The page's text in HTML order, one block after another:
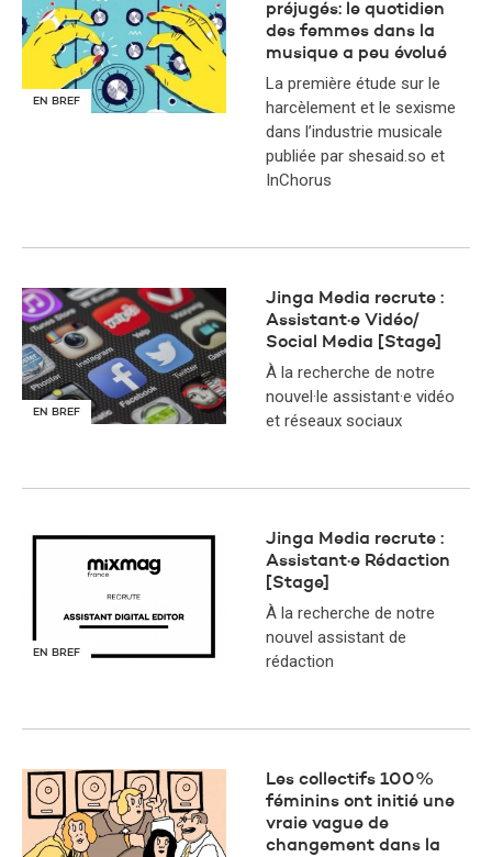
EN BREF
préjugés: le quotidien
des femmes dans la
musique a peu évolué
La première étude sur le
harcèlement et le sexisme
dans l’industrie musicale
publiée par shesaid.so et
InChorus
EN BREF
Jinga Media recrute :
Assistant·e Vidéo/
Social Media [Stage]
À la recherche de notre
nouvel·le assistant·e vidéo
et réseaux sociaux
EN BREF
Jinga Media recrute :
Assistant·e Rédaction
[Stage]
À la recherche de notre
nouvel assistant de
rédaction
Les collectifs 100%
féminins ont initié une
vraie vague de
changement dans la